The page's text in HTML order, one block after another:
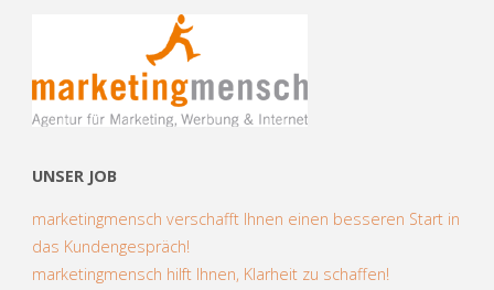
UNSER JOB
marketingmensch verschafft Ihnen einen besseren Start in
das Kundengespräch!
marketingmensch hilft Ihnen, Klarheit zu schaffen!